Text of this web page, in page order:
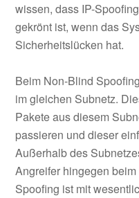
wissen, dass IP-
gekrönt ist, wenn das
Sicherheitslücken hat.
Beim Non-Blind
im gleichen Subnetz.
Pakete aus diesem
passieren und dieser
Außerhalb des
Angreifer hingegen
Spoofing ist mit